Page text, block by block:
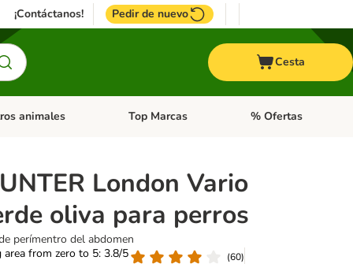
¡Contáctanos! Pedir de nuevo
Cesta
Roedores y +
de categoria abierto: Pájaros
animales Menú de categoria abierto: Otros animales
Top Marcas Menú de categoria
% Ofertas
London Vario
oliva para perros
perímentro del abdomen
from zero to 5: 3.8/5
(60)